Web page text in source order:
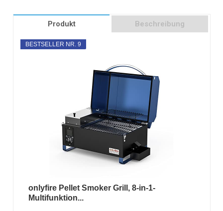
Produkt Beschreibung
BESTSELLER NR. 9
onlyfire Pellet Smoker Grill, 8-in-1-
Multifunktion...